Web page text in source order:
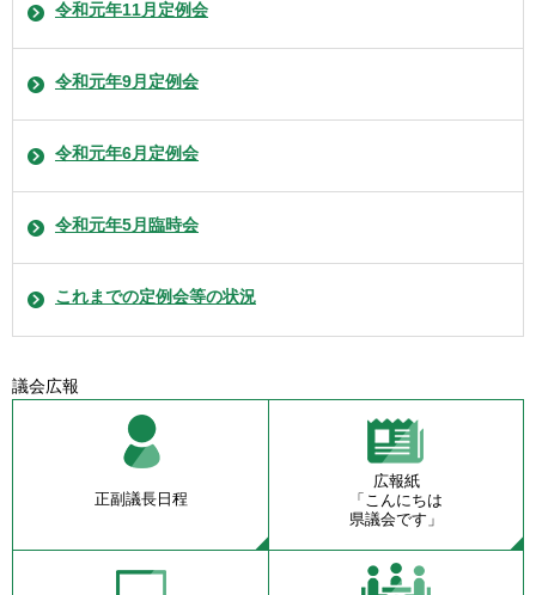
令和元年11月定例会
令和元年9月定例会
令和元年6月定例会
令和元年5月臨時会
これまでの定例会等の状況
議会広報
正副議長日程
広報紙
「こんにちは
県議会です」